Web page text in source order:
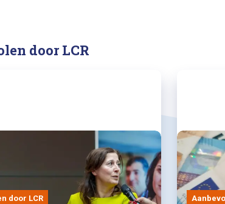
door LCR
door LCR